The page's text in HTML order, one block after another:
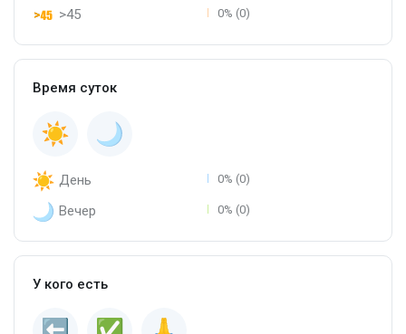
>45 0% (0)
Время суток
День 0% (0)
Вечер 0% (0)
У кого есть